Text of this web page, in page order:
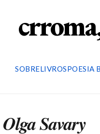
SOBRELIVROSPOESIA
Savary